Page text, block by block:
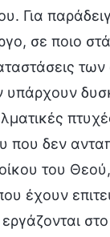
Για
σε ποιο
υπάρχουν
που δεν
του
έχουν